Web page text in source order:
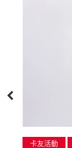
卡友活動